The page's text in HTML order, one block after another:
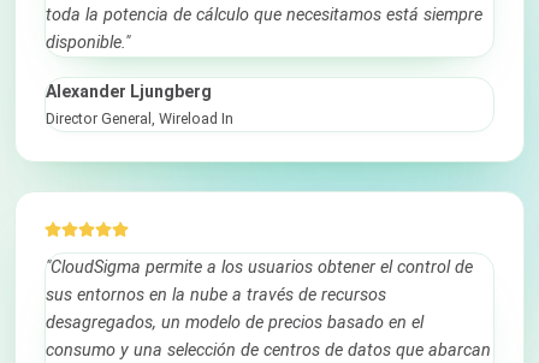
toda la potencia de cálculo que necesitamos está siempre
disponible."
Alexander Ljungberg
Director General, Wireload In
"CloudSigma permite a los usuarios obtener el control de
sus entornos en la nube a través de recursos
desagregados, un modelo de precios basado en el
consumo y una selección de centros de datos que abarcan